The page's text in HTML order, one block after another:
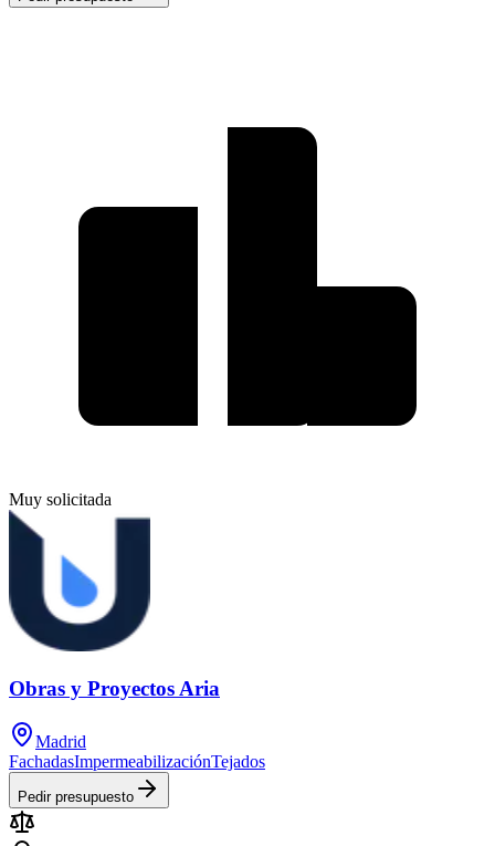
Muy solicitada
Obras y Proyectos Aria
Madrid
FachadasImpermeabilizaciónTejados
Pedir presupuesto